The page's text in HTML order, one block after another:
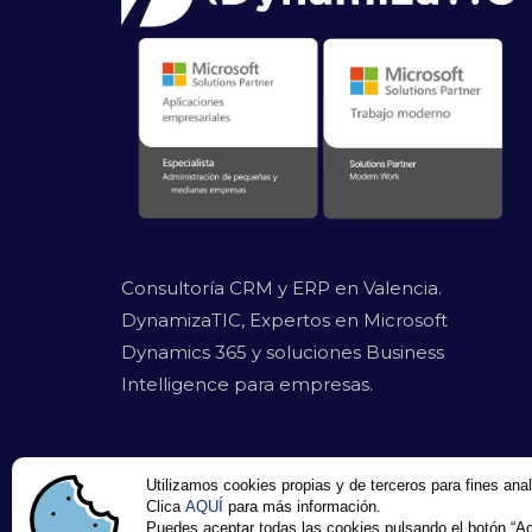
Consultoría CRM y ERP en Valencia.
DynamizaTIC, Expertos en Microsoft
Dynamics 365 y soluciones Business
Intelligence para empresas.
Utilizamos cookies propias y de terceros para fines
Clica AQUÍ para más información.
Puedes aceptar todas las cookies pulsando el botón